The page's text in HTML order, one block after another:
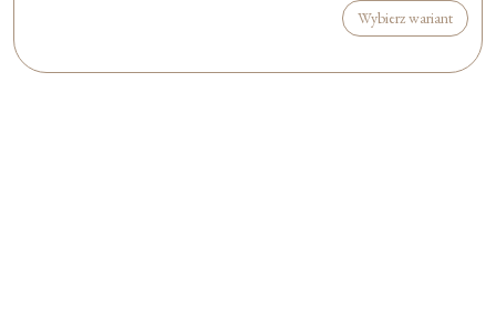
Wybierz wariant